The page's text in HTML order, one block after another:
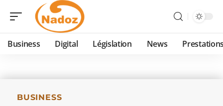
Business Digital Législation News
BUSINESS